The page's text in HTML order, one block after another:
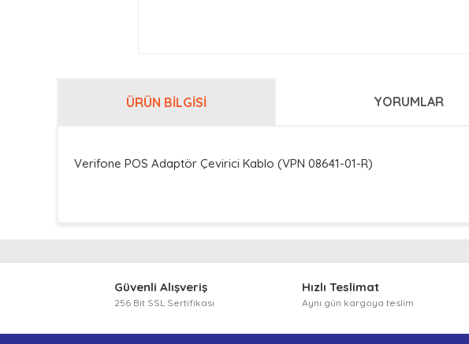
ÜRÜN BILGISI YORUMLAR
Verifone POS Adaptör Çevirici Kablo (VPN 08641-01-R)
Ürün açıklamasında eksik bilgiler bulunuyor.
Güvenli Alışveriş
256 Bit SSL Sertifikası
Hızlı Teslimat
Aynı gün kargoya teslim